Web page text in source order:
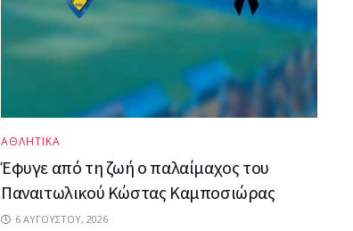
ΑΘΛΗΤΙΚΑ
Έφυγε από τη ζωή ο παλαίμαχος του
Παναιτωλικού Κώστας Καμποσιώρας
6 ΑΥΓΟΎΣΤΟΥ, 2026